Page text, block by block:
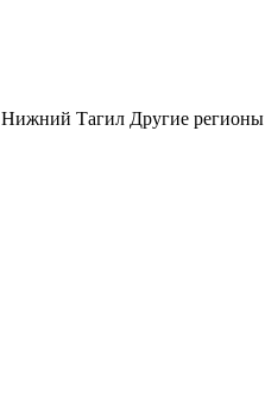
Нижний Тагил Другие регионы